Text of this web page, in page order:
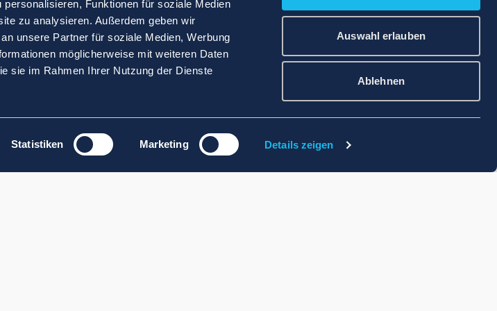
Funktionen für soziale Medien
zu analysieren. Außerdem geben wir
unsere Partner für soziale Medien, Werbung
möglicherweise mit weiteren Daten
sie im Rahmen Ihrer Nutzung der Dienste
Statistiken Marketing Details zeigen
Auswahl erlauben
Ablehnen